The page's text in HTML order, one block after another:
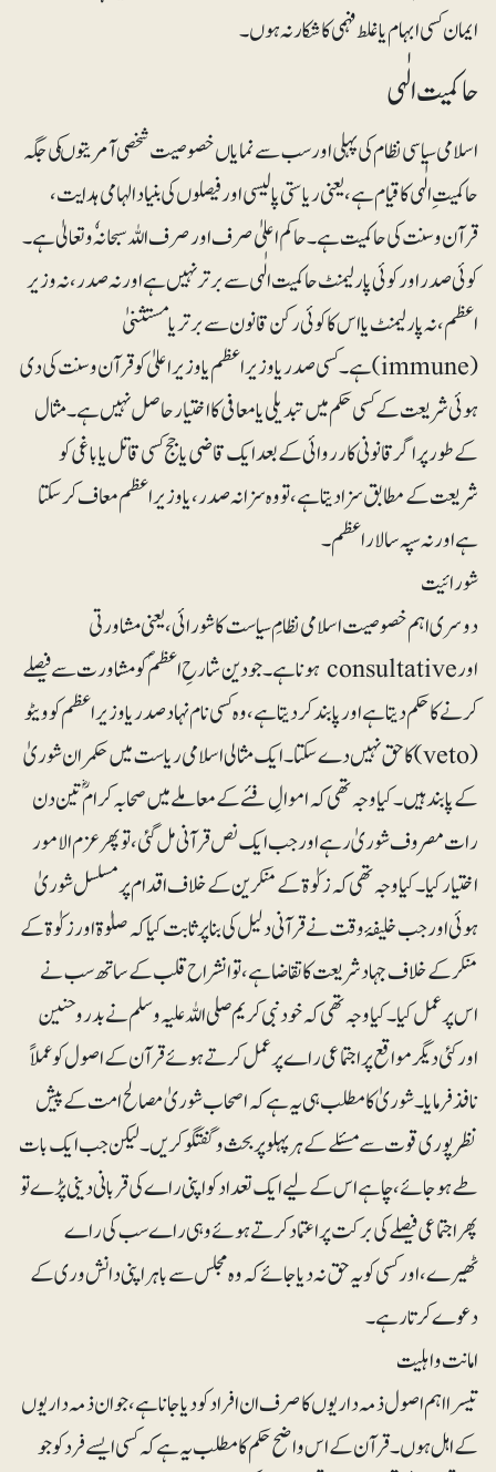
ایمان کسی ابہام یا غلط فہمی کا شکار نہ ہوں۔
حاکمیت الٰہی
اسلامی سیاسی نظام کی پہلی اور سب سے نمایاں خصوصیت شخصی آمریتوںکی جگہ
حاکمیت ِالٰہی کا قیام ہے، یعنی ریاستی پالیسی اور فیصلوں کی بنیاد الہامی ہدایت ،
قرآن و سنت کی حاکمیت ہے ۔ حاکم اعلیٰ صرف اور صرف اللہ سبحانہٗ و تعالیٰ ہے ۔
کوئی صدر اور کوئی پارلیمنٹ حاکمیت الٰہی سے برتر نہیں ہے اور نہ صدر ، نہ وزیر
اعظم ، نہ پارلیمنٹ یا اس کا کوئی رکن قانون سے برتر یا مستثنیٰ
(immune) ہے۔ کسی صدر یا وزیر اعظم یا وزیر اعلیٰ کو قرآن و سنت کی دی
ہوئی شریعت کے کسی حکم میں تبدیلی یا معافی کا اختیار حاصل نہیں ہے۔مثال
کے طور پر اگر قانونی کارروائی کے بعد ایک قاضی یا جج کسی قاتل یا باغی کو
شریعت کے مطابق سزا دیتا ہے، تو وہ سزا نہ صدر، یا وزیر اعظم معاف کرسکتا
ہے اور نہ سپہ سالار اعظم۔
شورائیت
دوسری اہم خصوصیت اسلامی نظامِ سیاست کا شورائی، یعنی مشاورتی
اور consultative ہونا ہے ۔جو دین شارحِ اعظمؐ کو مشاورت سے فیصلے
کرنے کا حکم دیتا ہے اور پابند کردیتا ہے ، وہ کسی نام نہاد صدر یا وزیر اعظم کو ویٹو
(veto)کا حق نہیں دے سکتا ۔ ایک مثالی اسلامی ریاست میں حکمران شوریٰ
کے پابند ہیں۔ کیا وجہ تھی کہ اموالِ فئے کےمعاملے میں صحابہ کرام ؓتین دن
رات مصروف شوریٰ رہے اور جب ایک نص قرآنی مل گئی، تو پھر عزم الامور
اختیار کیا۔کیا وجہ تھی کہ زکوٰۃ کے منکرین کے خلاف اقدام پر مسلسل شوریٰ
ہوئی اور جب خلیفۂ وقت نے قرآنی دلیل کی بنا پر ثابت کیا کہ صلوٰۃ اور زکوٰۃ کے
منکر کے خلاف جہاد شریعت کا تقاضا ہے، تو انشراح قلب کے ساتھ سب نے
اس پر عمل کیا۔ کیا وجہ تھی کہ خود نبی کریم صلی اللہ علیہ وسلم نے بدر و حنین
اور کئی دیگر مواقع پر اجتماعی راے پر عمل کرتے ہوئے قرآن کے اصول کو عملاً
نافذ فرمایا۔شوریٰ کا مطلب ہی یہ ہے کہ اصحاب شوریٰ مصالح امت کے پیش
نظر پوری قوت سے مسئلے کے ہر پہلو پر بحث و گفتگو کریں۔ لیکن جب ایک بات
طے ہو جائے، چاہے اس کے لیے ایک تعداد کو اپنی راے کی قربانی دینی پڑے تو
پھر اجتماعی فیصلے کی برکت پر اعتماد کرتے ہوئے وہی راے سب کی راے
ٹھیرے، اور کسی کو یہ حق نہ دیا جائے کہ وہ مجلس سے باہر اپنی دانش وری کے
دعوے کرتا رہے ۔
امانت واہلیت
تیسرا اہم اصول ذمہ داریوں کا صرف ان افراد کو دیا جانا ہے، جو ان ذمہ داریوں
کے اہل ہوں۔ قرآن کے اس واضح حکم کا مطلب یہ ہے کہ کسی ایسے فرد کو جو